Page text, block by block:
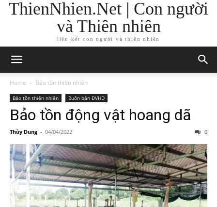
ThienNhien.Net | Con người
và Thiên nhiên
liên kết con người và thiên nhiên
Home Bảo tồn thiên nhiên
Bảo tồn thiên nhiên Buôn bán ĐVHD
Bảo tồn động vật hoang dã
Thùy Dung - 04/04/2022 0